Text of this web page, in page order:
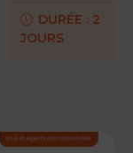
DURÉE : 2
JOURS